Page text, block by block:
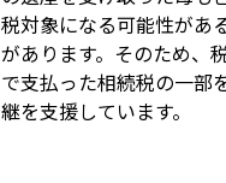
税対象になる可能性があ
があります。そのため、
で支払った相続税の一部
継を支援しています。